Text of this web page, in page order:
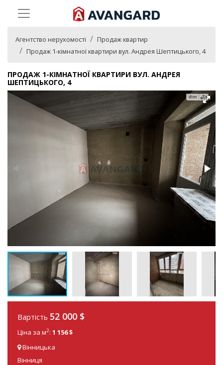
Агентство нерухомості
Продаж квартир
Продаж 1-кімнатної квартири вул. Андрея Шептицького, 4
ПРОДАЖ 1-КІМНАТНОЇ КВАРТИРИ ВУЛ. АНДРЕЯ
ШЕПТИЦЬКОГО, 4
Вартість 52 000 $
Ціна за м2: 1 156 $
Вінницька
Вінниця